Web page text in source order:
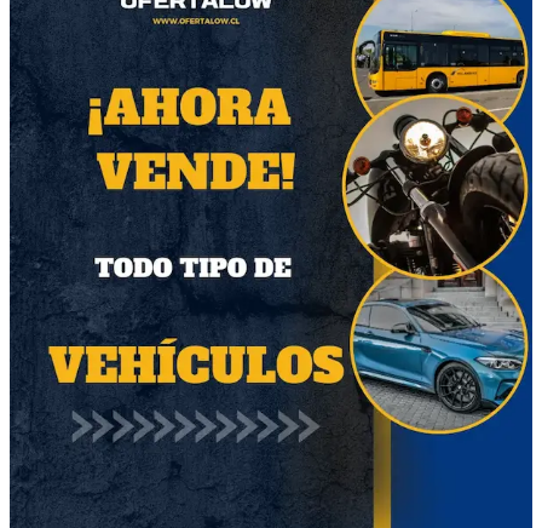
Denisse
Sin ventas
Descripción del producto
Moderno comedor con cubierta de vidrio
medidas 1.60 x 1.00 mts.
Cubierta de 12 mm.
Excelente estado para 6 personas
Retiro en domicilio